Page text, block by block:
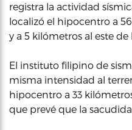
registra la actividad
localizó el hipocentro a
y a 5 kilómetros al este de
El instituto filipino de
misma intensidad al
hipocentro a 33
que prevé que la